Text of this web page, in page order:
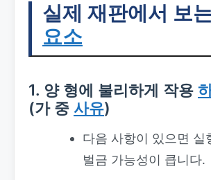
실제 재판에서 보
요소
1. 양 형에 불리하게 작용
(가 중 사유)
다음 사항이 있으면 실
벌금 가능성이 큽니다.